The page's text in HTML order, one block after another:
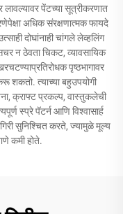
लावल्यावर पेंटच्या सूत्रीकरणात
अधिक संरक्षणात्मक फायदे
दोघांनाही चांगले लेव्हलिंग
न ठेवता चिकट, व्यावसायिक
पृष्ठभागावर
शकतो. त्याच्या बहुउपयोगी
क्राफ्ट प्रकल्प, वास्तुकलेची
स्प्रे पॅटर्न आणि विश्वासार्ह
सुनिश्चित करते, ज्यामुळे मूल्य
कमी होते.